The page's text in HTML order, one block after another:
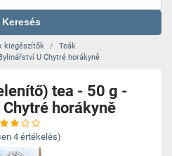
Keresés
kiegészítők
Teák
U Chytré horákyně
tea - 50 g -
horákyně
4 értékelés)